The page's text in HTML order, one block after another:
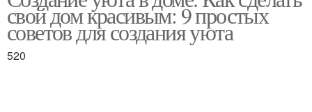
свой дом красивым: 9 простых
советов для создания уюта
520